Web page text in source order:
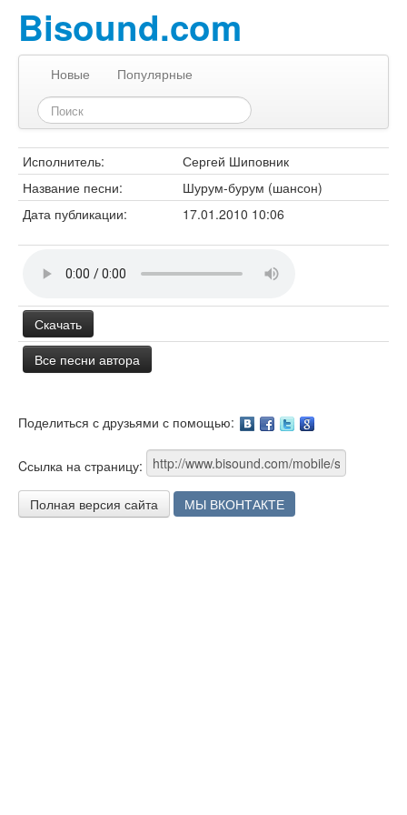
Bisound.com
Новые Популярные
Исполнитель:
Сергей Шиповник
Название песни:
Шурум-бурум (шансон)
Дата публикации:
17.01.2010 10:06
Скачать
Все песни автора
Поделиться с друзьями с помощью:
Cсылка на страницу:
Полная версия сайта МЫ ВКОНТАКТЕ